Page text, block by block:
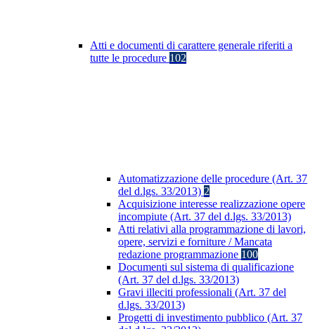
Atti e documenti di carattere generale riferiti a
tutte le procedure 102
Automatizzazione delle procedure (Art. 37
del d.lgs. 33/2013) 2
Acquisizione interesse realizzazione opere
incompiute (Art. 37 del d.lgs. 33/2013)
Atti relativi alla programmazione di lavori,
opere, servizi e forniture / Mancata
redazione programmazione 100
Documenti sul sistema di qualificazione
(Art. 37 del d.lgs. 33/2013)
Gravi illeciti professionali (Art. 37 del
d.lgs. 33/2013)
Progetti di investimento pubblico (Art. 37